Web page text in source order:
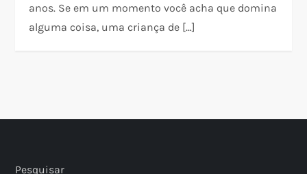
anos. Se em um momento você acha que domina
alguma coisa, uma criança de […]
Pesquisar